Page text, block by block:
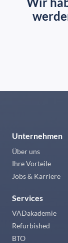
Unternehmen
Über uns
Ihre Vorteile
Jobs & Karriere
Services
VADakademie
Refurbished
BTO